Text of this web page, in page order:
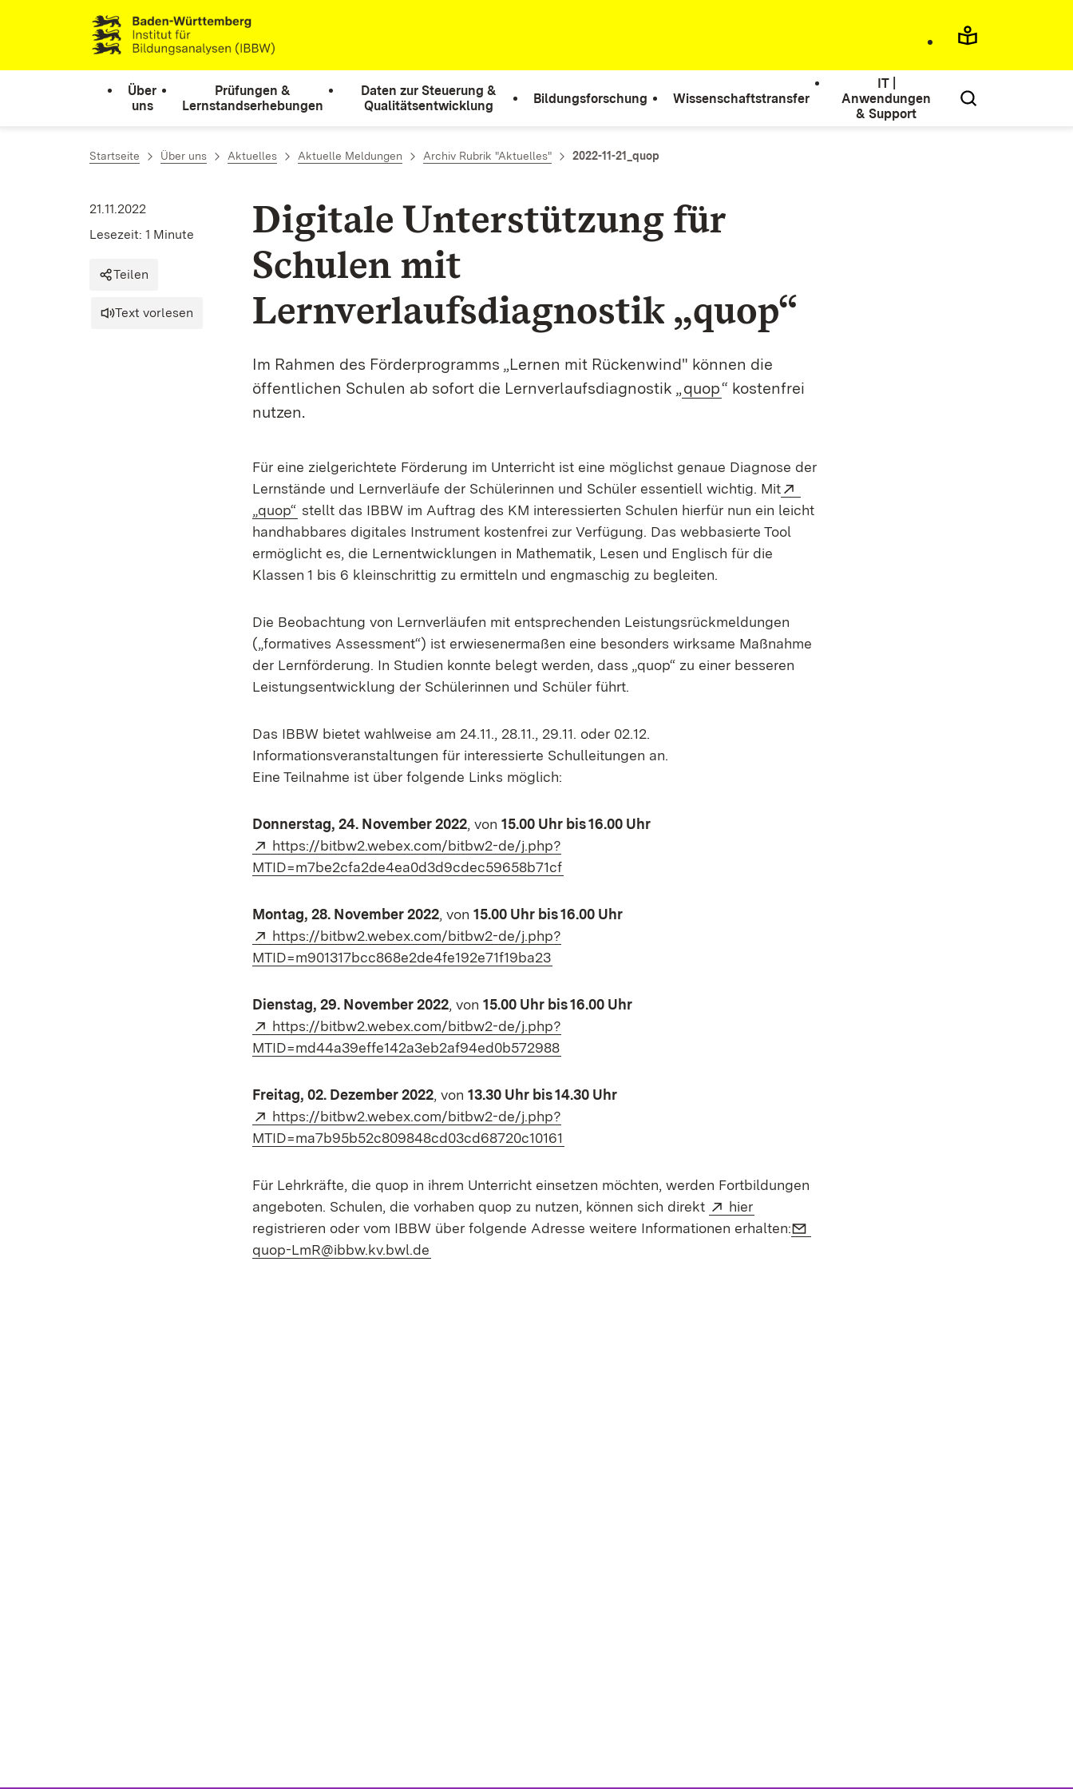
Zum Inhalt springen
Link zur Startseite
Über
uns
Prüfungen &
Lernstandserhebungen
Daten zur Steuerung &
Qualitätsentwicklung
Bildungsforschung Wissenschaftstransfer
IT |
Anwendungen
& Support
Startseite Über uns Aktuelles Aktuelle Meldungen Archiv Rubrik "Aktuelles" 2022-11-21_quop
Digitale Unterstützung für
Schulen mit
Lernverlaufsdiagnostik „quop“
Im Rahmen des Förderprogramms „Lernen mit Rückenwind" können die
öffentlichen Schulen ab sofort die Lernverlaufsdiagnostik „quop“ kostenfrei
nutzen.
21.11.2022
Lesezeit: 1 Minute
Teilen
Text vorlesen
Für eine zielgerichtete Förderung im Unterricht ist eine möglichst genaue Diagnose der
Lernstände und Lernverläufe der Schülerinnen und Schüler essentiell wichtig. Mit
„quop“ (Öffnet in neuem Fenster)
stellt das IBBW im Auftrag des KM interessierten Schulen hierfür nun ein leicht
handhabbares digitales Instrument kostenfrei zur Verfügung. Das webbasierte Tool
ermöglicht es, die Lernentwicklungen in Mathematik, Lesen und Englisch für die
Klassen 1 bis 6 kleinschrittig zu ermitteln und engmaschig zu begleiten.
Die Beobachtung von Lernverläufen mit entsprechenden Leistungsrückmeldungen
(„formatives Assessment“) ist erwiesenermaßen eine besonders wirksame Maßnahme
der Lernförderung. In Studien konnte belegt werden, dass „quop“ zu einer besseren
Leistungsentwicklung der Schülerinnen und Schüler führt.
Das IBBW bietet wahlweise am 24.11., 28.11., 29.11. oder 02.12.
Informationsveranstaltungen für interessierte Schulleitungen an.
Eine Teilnahme ist über folgende Links möglich:
Donnerstag, 24. November 2022, von 15.00 Uhr bis 16.00 Uhr
Extern:
https://bitbw2.webex.com/bitbw2-de/j.php?
MTID=m7be2cfa2de4ea0d3d9cdec59658b71cf
Montag, 28. November 2022, von 15.00 Uhr bis 16.00 Uhr
Extern:
https://bitbw2.webex.com/bitbw2-de/j.php?
MTID=m901317bcc868e2de4fe192e71f19ba23
Dienstag, 29. November 2022, von 15.00 Uhr bis 16.00 Uhr
Extern:
https://bitbw2.webex.com/bitbw2-de/j.php?
MTID=md44a39effe142a3eb2af94ed0b572988
Freitag, 02. Dezember 2022, von 13.30 Uhr bis 14.30 Uhr
Extern:
https://bitbw2.webex.com/bitbw2-de/j.php?
MTID=ma7b95b52c809848cd03cd68720c10161
Für Lehrkräfte, die quop in ihrem Unterricht einsetzen möchten, werden Fortbildungen
angeboten. Schulen, die vorhaben quop zu nutzen, können sich direkt
Extern:
hier
registrieren oder vom IBBW über folgende Adresse weitere Informationen erhalten:
quop-LmR@ibbw.kv.bwl.de